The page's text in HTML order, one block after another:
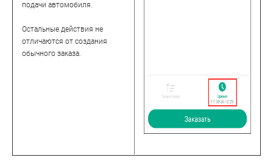
подачи автомобиля.
Остальные действия не
отличаются от создания
обычного заказа.